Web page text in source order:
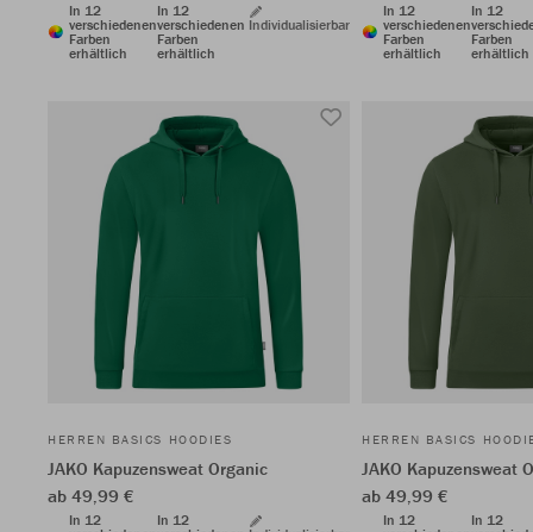
In 12
verschiedenen
Farben
erhältlich
In 12
verschiedenen
Farben
erhältlich
Individualisierbar
In 12
verschiedenen
Farben
erhältlich
In 12
Farben
erhältlich
HERREN BASICS HOODIES
JAKO Kapuzensweat Organic
ab 49,99 €
In 12
In 12
HERREN BASICS
JAKO Kapuzensweat
ab 49,99 €
In 12
In 12